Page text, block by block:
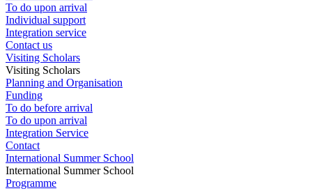
To do upon arrival
Individual support
Integration service
Contact us
Visiting Scholars
Visiting Scholars
Planning and Organisation
Funding
To do before arrival
To do upon arrival
Integration Service
Contact
International Summer School
International Summer School
Programme